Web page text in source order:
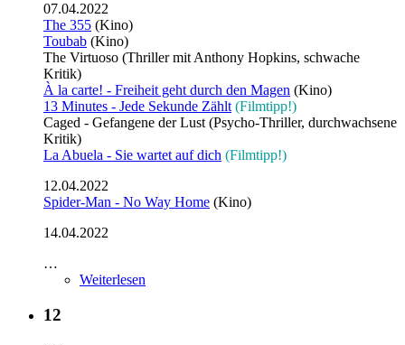
07.04.2022
The 355 (Kino)
Toubab (Kino)
The Virtuoso (Thriller mit Anthony Hopkins, schwache
Kritik)
À la carte! - Freiheit geht durch den Magen (Kino)
13 Minutes - Jede Sekunde Zählt (Filmtipp!)
Caged - Gefangene der Lust (Psycho-Thriller, durchwachsene
Kritik)
La Abuela - Sie wartet auf dich (Filmtipp!)
12.04.2022
Spider-Man - No Way Home (Kino)
14.04.2022
…
Weiterlesen
12